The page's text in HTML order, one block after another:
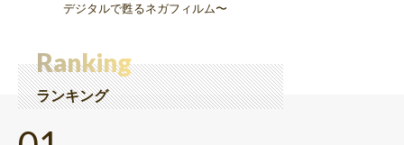
デジタルで甦るネガフィルム〜
Ranking
ランキング